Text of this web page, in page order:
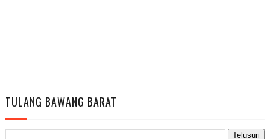
TULANG BAWANG BARAT